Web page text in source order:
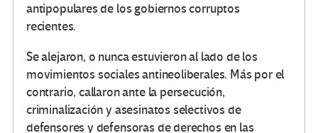
antipopulares de los gobiernos corruptos
recientes.
Se alejaron, o nunca estuvieron al lado de los
movimientos sociales antineoliberales. Más por el
contrario, callaron ante la persecución,
criminalización y asesinatos selectivos de
defensores y defensoras de derechos en las